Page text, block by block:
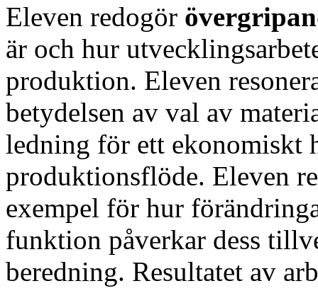
Eleven redogör
är och hur
produktion. Eleven
betydelsen av val av
ledning för ett ekonomiskt
produktionsflöde. Eleven
exempel för hur
funktion påverkar dess
beredning. Resultatet av